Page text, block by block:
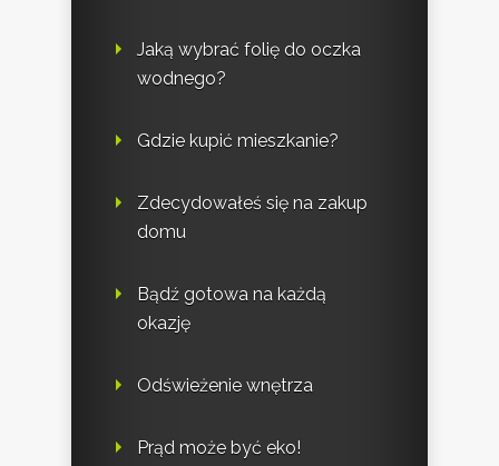
Jaką wybrać folię do oczka
wodnego?
Gdzie kupić mieszkanie?
Zdecydowałeś się na zakup
domu
Bądź gotowa na każdą
okazję
Odświeżenie wnętrza
Prąd może być eko!